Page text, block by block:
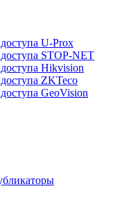
U-Prox
STOP-NET
Hikvision
ZKTeco
GeoVision